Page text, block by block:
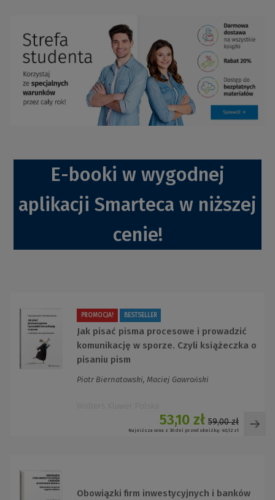
E-booki w wygodnej
aplikacji Smarteca w niższej
cenie!
PROMOCJA! BESTSELLER
Jak pisać pisma procesowe i prowadzić
komunikację w sporze. Czyli książeczka o
pisaniu pism
Piotr Biernatowski, Maciej Gawroński
53,10 zł
Najniższa cena z 30 dni przed obniżką: 40,12 zł
59,00 zł
Obowiązki firm inwestycyjnych i banków